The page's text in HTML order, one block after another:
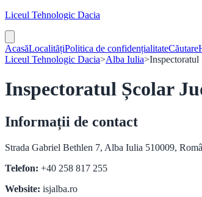
Liceul Tehnologic Dacia
AcasăLocalitățiPolitica de confidențialitateCăutare
Liceul Tehnologic Dacia>Alba Iulia>Inspectoratul
Inspectoratul Școlar
Informații de contact
Strada Gabriel Bethlen 7, Alba Iulia 510009,
Telefon: +40 258 817 255
Website: isjalba.ro